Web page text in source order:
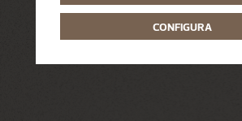
CONFIGURA